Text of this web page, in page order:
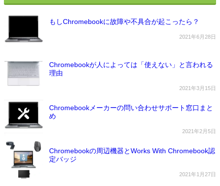
もしChromebookに故障や不具合が起こったら？
2021年6月28日
Chromebookが人によっては「使えない」と言われる
理由
2021年3月15日
Chromebookメーカーの問い合わせサポート窓口まと
め
2021年2月5日
Chromebookの周辺機器とWorks With Chromebook認
定バッジ
2021年1月27日